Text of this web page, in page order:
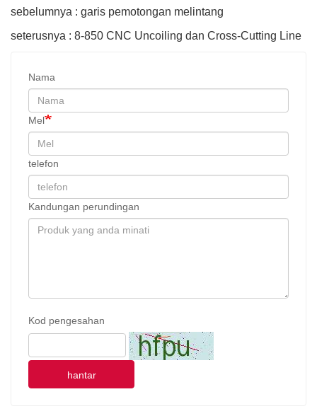
sebelumnya : garis pemotongan melintang
seterusnya : 8-850 CNC Uncoiling dan Cross-Cutting Line
Nama
Mel
telefon
Kandungan perundingan
Kod pengesahan
hantar